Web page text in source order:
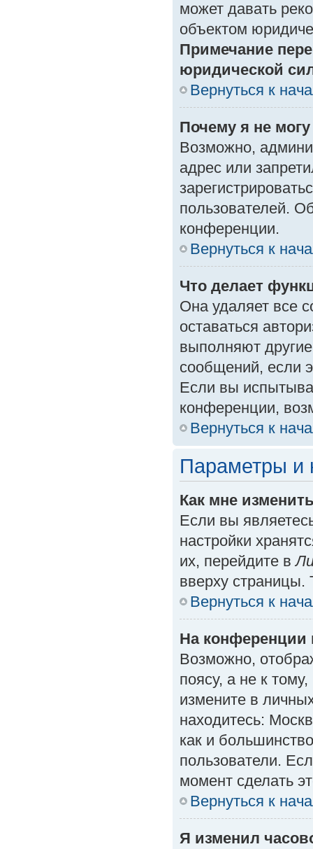
может давать
объектом
Примечание
юридической
Вернуться к
Почему я не
Возможно,
адрес или
пользователей.
конференции.
Вернуться к
Что делает
Она удаляет все
оставаться
выполняют
сообщений, если
Если вы
конференции,
Вернуться к
Параметры и
Как мне
Если вы
настройки
их, перейдите в
вверху страницы.
Вернуться к
На конференции
Возможно,
поясу, а не к
измените в
находитесь:
как и
пользователи.
момент сделать
Вернуться к
Я изменил